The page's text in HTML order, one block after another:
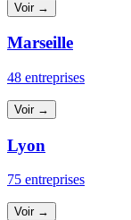
Voir →
Marseille
48 entreprises
Voir →
Lyon
75 entreprises
Voir →